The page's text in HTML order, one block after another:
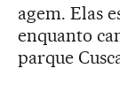
agem. Elas
enquanto
parque